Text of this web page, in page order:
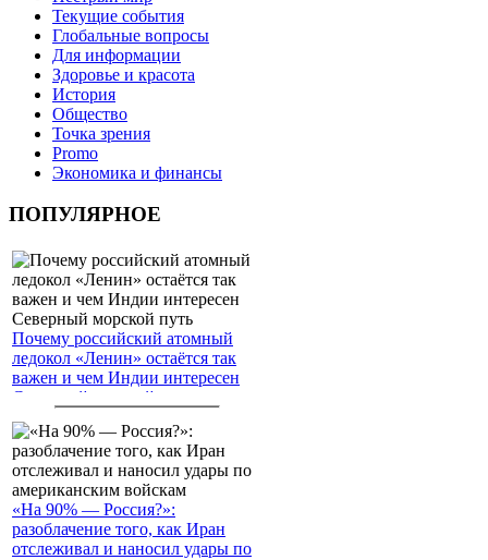
Текущие события
Глобальные вопросы
Для информации
Здоровье и красота
История
Общество
Точка зрения
Promo
Экономика и финансы
ПОПУЛЯРНОЕ
Почему российский атомный
ледокол «Ленин» остаётся так
важен и чем Индии интересен
Северный морской путь
«На 90% — Россия?»:
разоблачение того, как Иран
отслеживал и наносил удары по